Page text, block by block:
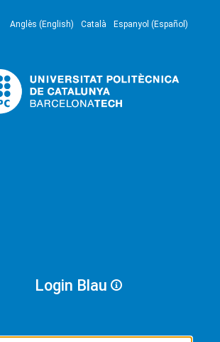
Anglès (English) Català Espanyol (Español)
Login Blau